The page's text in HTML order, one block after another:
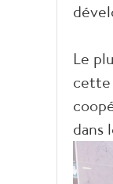
Le
cette
dans